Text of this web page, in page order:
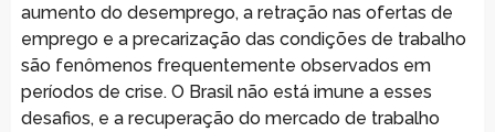
aumento do desemprego, a retração nas ofertas de
emprego e a precarização das condições de trabalho
são fenômenos frequentemente observados em
períodos de crise. O Brasil não está imune a esses
desafios, e a recuperação do mercado de trabalho